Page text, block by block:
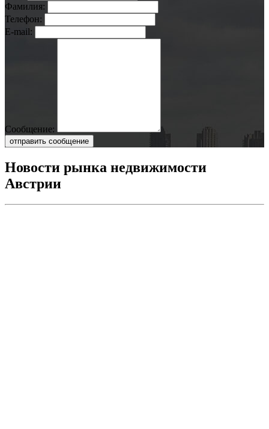
Фамилия:
Телефон:
E-mail:
Сообщение:
отправить сообщение
Новости рынка недвижимости
Австрии